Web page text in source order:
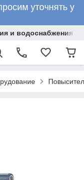
уточнять у
и водоснабжения